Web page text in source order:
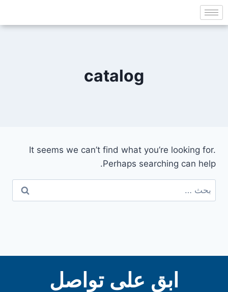
catalog
It seems we can’t find what you’re looking for.
Perhaps searching can help.
ابق على تواصل